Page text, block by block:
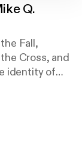
Q.
Fall,
Cross, and
identity of
all about